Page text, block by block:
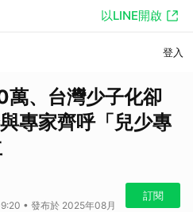
以LINE開啟
登入
、台灣少子化卻
專家齊呼「兒少專
• 發布於 2025年08月
訂閱